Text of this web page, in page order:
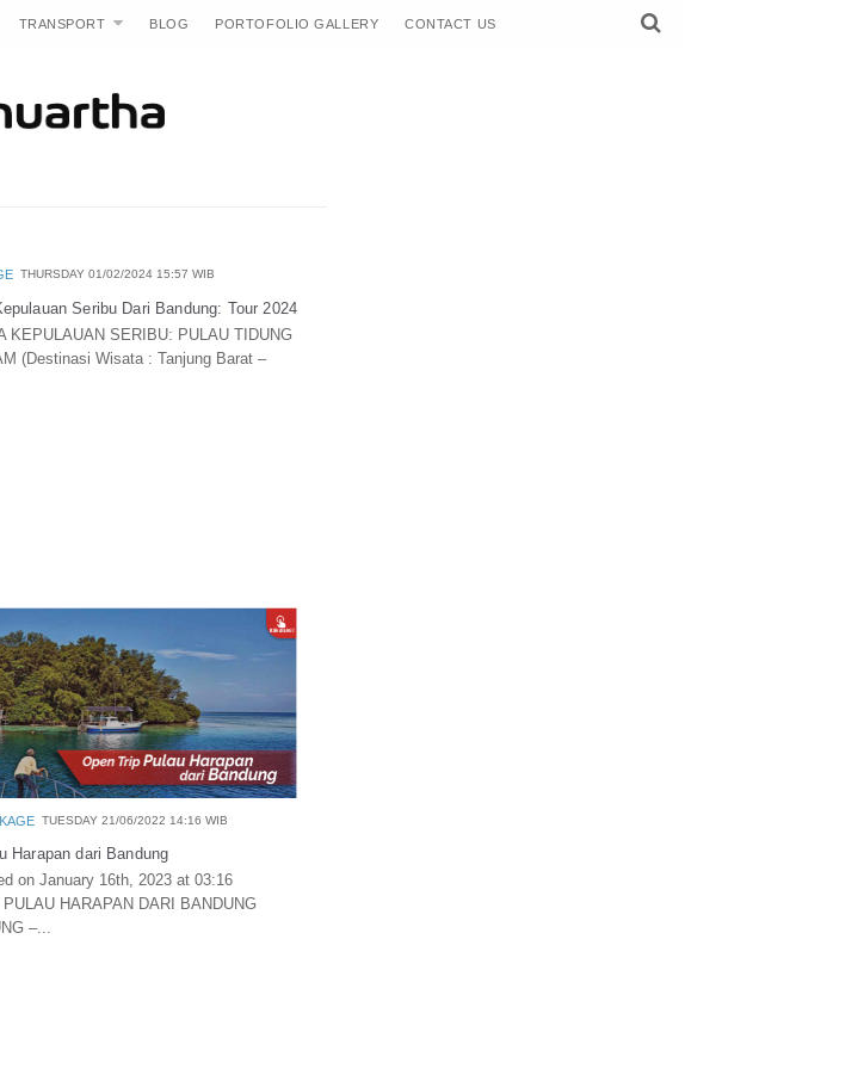
TRANSPORT BLOG PORTOFOLIO GALLERY CONTACT US
THURSDAY 01/02/2024 15:57 WIB
Seribu Dari Bandung: Tour 2024
KEPULAUAN SERIBU: PULAU TIDUNG
(Destinasi Wisata : Tanjung Barat –
TUESDAY 21/06/2022 14:16 WIB
Harapan dari Bandung
on January 16th, 2023 at 03:16
HARAPAN DARI BANDUNG
–...